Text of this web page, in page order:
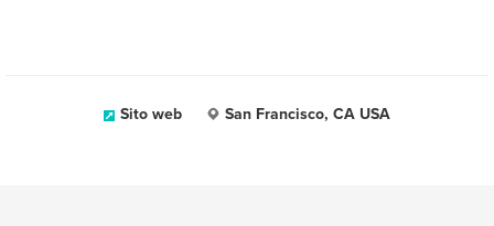
Sito web San Francisco, CA USA